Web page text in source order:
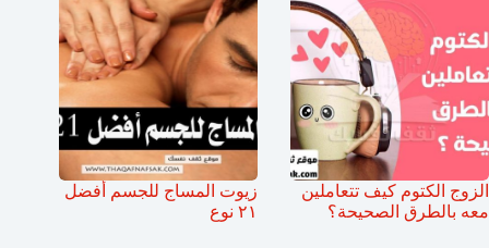
الزوج الكتوم كيف تتعاملين
معه بالطرق الصحيحة؟
زيوت المساج للجسم أفضل
٢١ نوع